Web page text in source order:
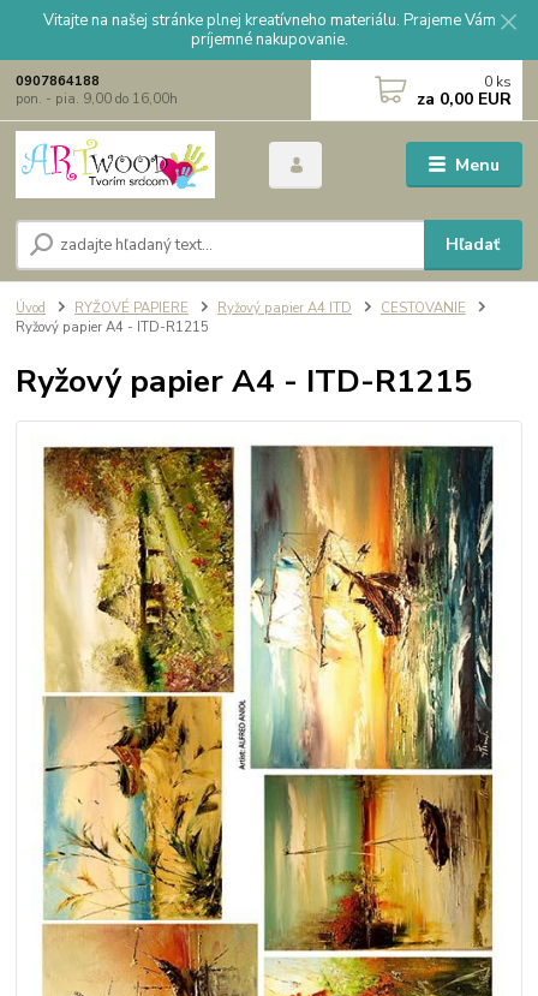
Vitajte na našej stránke plnej kreatívneho materiálu. Prajeme Vám
príjemné nakupovanie.
Menu
Hľadať
0907864188
pon. - pia. 9,00 do 16,00h
0 ks
za 0,00 EUR
Úvod RYŽOVÉ PAPIERE Ryžový papier A4 ITD
CESTOVANIE
Ryžový papier A4 - ITD-R1215
Ryžový papier A4 - ITD-R1215